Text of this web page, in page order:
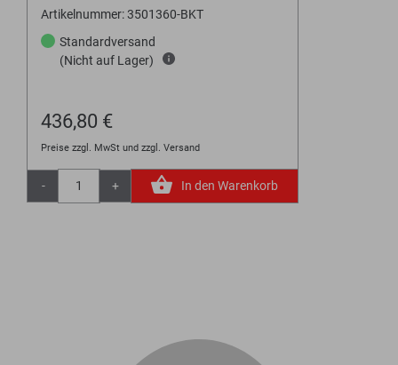
Artikelnummer: 3501360-BKT
Standardversand
(Nicht auf Lager)
436,80 €
Preise zzgl. MwSt und zzgl. Versand
- + In den Warenkorb